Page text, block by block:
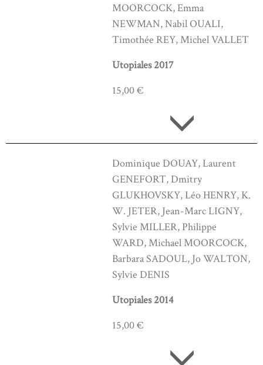
MOORCOCK, Emma
NEWMAN, Nabil OUALI,
Timothée REY, Michel VALLET
Utopiales 2017
15,00 €
Dominique DOUAY, Laurent
GENEFORT, Dmitry
GLUKHOVSKY, Léo HENRY, K.
W. JETER, Jean-Marc LIGNY,
Sylvie MILLER, Philippe
WARD, Michael MOORCOCK,
Barbara SADOUL, Jo WALTON,
Sylvie DENIS
Utopiales 2014
15,00 €